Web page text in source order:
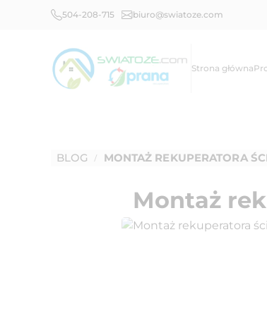
504-208-715 biuro@swiatoze.com
Strona główna
BLOG / MONTAŻ REKUPERATORA
Montaż